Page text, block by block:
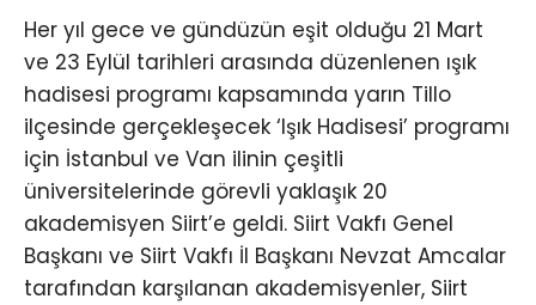
Her yıl gece ve gündüzün eşit olduğu 21 Mart
ve 23 Eylül tarihleri arasında düzenlenen ışık
hadisesi programı kapsamında yarın Tillo
ilçesinde gerçekleşecek ‘Işık Hadisesi’ programı
için İstanbul ve Van ilinin çeşitli
üniversitelerinde görevli yaklaşık 20
akademisyen Siirt’e geldi. Siirt Vakfı Genel
Başkanı ve Siirt Vakfı İl Başkanı Nevzat Amcalar
tarafından karşılanan akademisyenler, Siirt